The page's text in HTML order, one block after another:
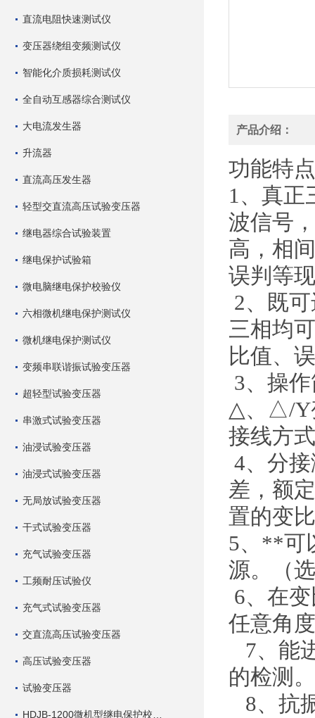
直流电阻快速测试仪
变压器绕组变频测试仪
智能化介质损耗测试仪
全自动互感器综合测试仪
大电流发生器
升流器
直流高压发生器
轻型交直流高压试验变压器
继电器综合试验装置
继电保护试验箱
微电脑继电保护校验仪
六相微机继电保护测试仪
微机继电保护测试仪
变频串联谐振试验变压器
超轻型试验变压器
串激式试验变压器
油浸试验变压器
油浸式试验变压器
无局放试验变压器
干式试验变压器
充气试验变压器
工频耐压试验仪
充气式试验变压器
交直流高压试验变压器
高压试验变压器
试验变压器
产品介绍：
功能特点
1、 真正
波信号
高，相
误判等
2、
既
三相均
比值、
3、 操
△、△/Y
接线方
4、 分
差，额
置的变
5、**可
源。（
6、在
任意角
7、能
的检测。
8、 抗